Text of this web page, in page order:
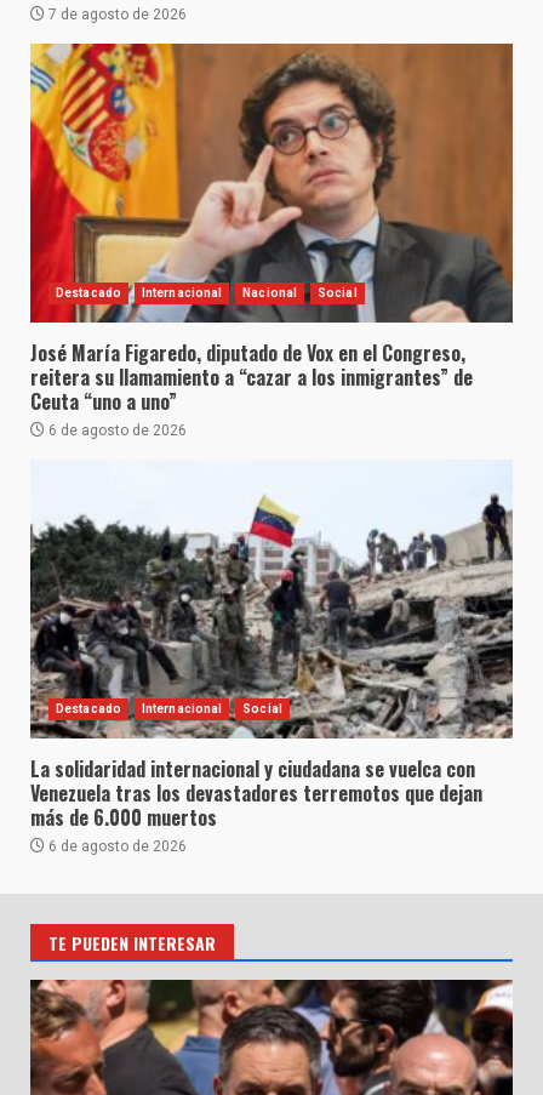
7 de agosto de 2026
Destacado Internacional Nacional Social
José María Figaredo, diputado de Vox en el Congreso,
reitera su llamamiento a “cazar a los inmigrantes” de
Ceuta “uno a uno”
6 de agosto de 2026
Destacado Internacional Social
La solidaridad internacional y ciudadana se vuelca con
Venezuela tras los devastadores terremotos que dejan
más de 6.000 muertos
6 de agosto de 2026
TE PUEDEN INTERESAR